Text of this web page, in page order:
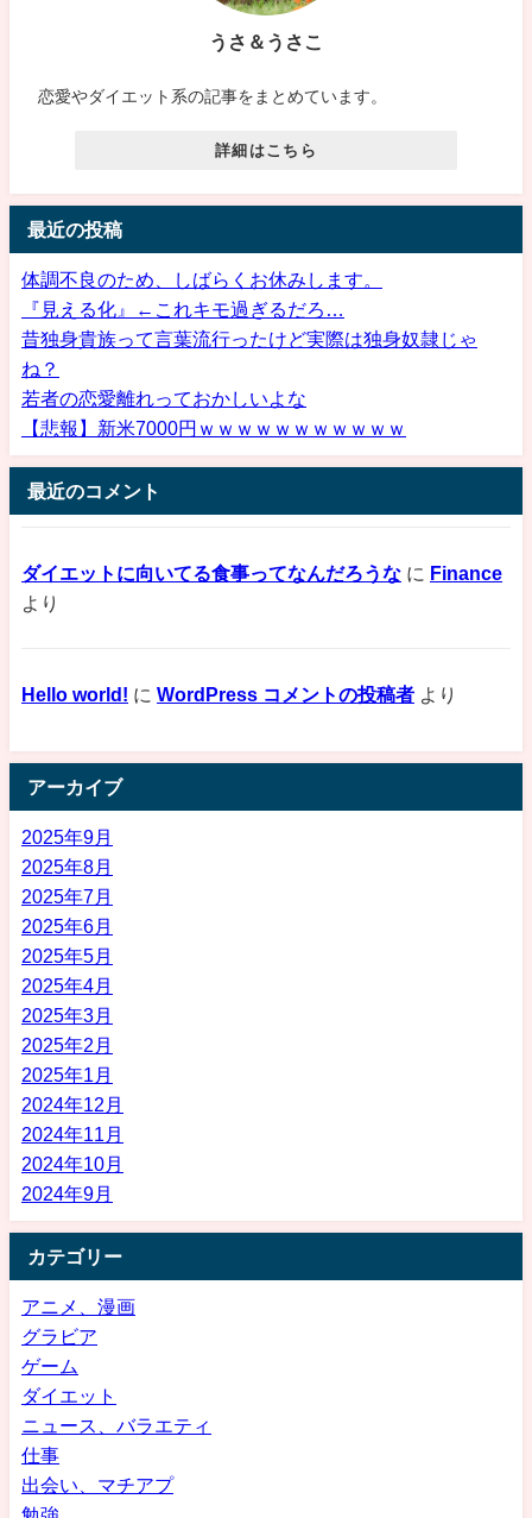
うさ＆うさこ
恋愛やダイエット系の記事をまとめています。
詳細はこちら
最近の投稿
体調不良のため、しばらくお休みします。
『見える化』←これキモ過ぎるだろ…
昔独身貴族って言葉流行ったけど実際は独身奴隷じゃ
ね？
若者の恋愛離れっておかしいよな
【悲報】新米7000円ｗｗｗｗｗｗｗｗｗｗｗ
最近のコメント
ダイエットに向いてる食事ってなんだろうな に Finance
より
Hello world! に WordPress コメントの投稿者 より
アーカイブ
2025年9月
2025年8月
2025年7月
2025年6月
2025年5月
2025年4月
2025年3月
2025年2月
2025年1月
2024年12月
2024年11月
2024年10月
2024年9月
カテゴリー
アニメ、漫画
グラビア
ゲーム
ダイエット
ニュース、バラエティ
仕事
出会い、マチアプ